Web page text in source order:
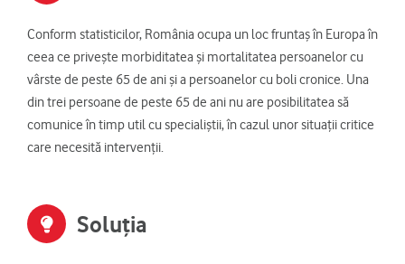
Conform statisticilor, România ocupa un loc fruntaș în Europa în
ceea ce privește morbiditatea și mortalitatea persoanelor cu
vârste de peste 65 de ani și a persoanelor cu boli cronice. Una
din trei persoane de peste 65 de ani nu are posibilitatea să
comunice în timp util cu specialiștii, în cazul unor situații critice
care necesită intervenții.
Soluția